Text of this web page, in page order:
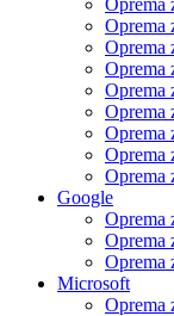
Oprema
Oprema
Oprema
Oprema
Oprema
Oprema
Oprema
Oprema
Oprema
Google
Oprema
Oprema
Oprema
Microsoft
Oprema